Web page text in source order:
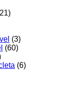
(3)
(60)
(6)